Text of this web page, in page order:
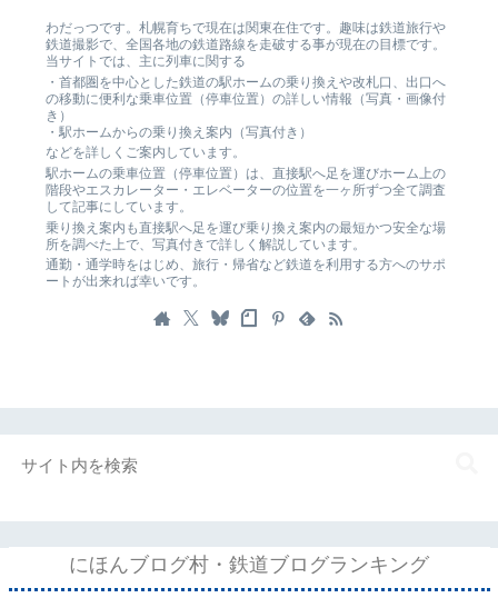
わだっつです。札幌育ちで現在は関東在住です。趣味は鉄道旅行や
鉄道撮影で、全国各地の鉄道路線を走破する事が現在の目標です。
当サイトでは、主に列車に関する
・首都圏を中心とした鉄道の駅ホームの乗り換えや改札口、出口へ
の移動に便利な乗車位置（停車位置）の詳しい情報（写真・画像付
き）
・駅ホームからの乗り換え案内（写真付き）
などを詳しくご案内しています。
駅ホームの乗車位置（停車位置）は、直接駅へ足を運びホーム上の
階段やエスカレーター・エレベーターの位置を一ヶ所ずつ全て調査
して記事にしています。
乗り換え案内も直接駅へ足を運び乗り換え案内の最短かつ安全な場
所を調べた上で、写真付きで詳しく解説しています。
通勤・通学時をはじめ、旅行・帰省など鉄道を利用する方へのサポ
ートが出来れば幸いです。
にほんブログ村・鉄道ブログランキング